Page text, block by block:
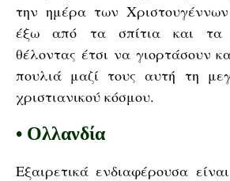
την ημέρα των Χριστουγέννων
έξω από τα σπίτια και τα
θέλοντας έτσι να γιορτάσουν
πουλιά μαζί τους αυτή τη
χριστιανικού κόσμου.
• Ολλανδία
Εξαιρετικά ενδιαφέρουσα